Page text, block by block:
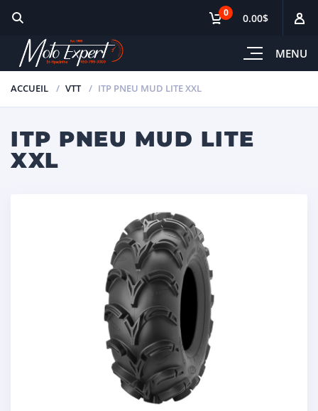
MENU
0 0.00$
ACCUEIL VTT ITP PNEU MUD LITE XXL
ITP PNEU MUD LITE
XXL